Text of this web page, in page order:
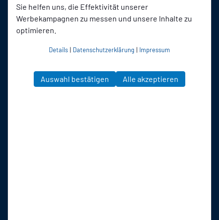
Sie helfen uns, die Effektivität unserer
Werbekampagnen zu messen und unsere Inhalte zu
optimieren.
Details | Datenschutzerklärung | Impressum
Auswahl bestätigen Alle akzeptieren